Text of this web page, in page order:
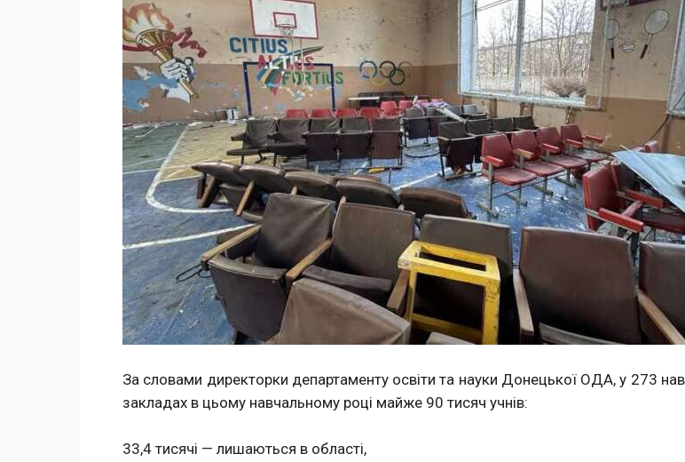
За словами директорки департаменту освіти та науки Донецької ОДА, у 273
закладах в цьому навчальному році майже 90 тисяч учнів:
33,4 тисячі — лишаються в області,